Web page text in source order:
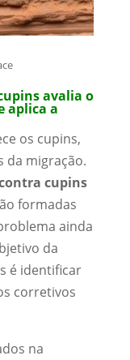
avalia o
aplica a
os cupins,
da migração.
cupins
formadas
ainda
da
é identificar
corretivos
na